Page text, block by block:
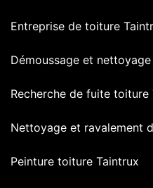
Entreprise de toiture
Démoussage et
Recherche de fuite toiture
Nettoyage et ravalement
Peinture toiture Taintrux